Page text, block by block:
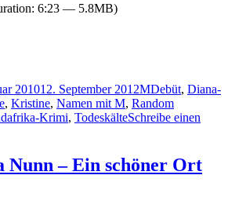
6:23 — 5.8MB)
201012. September 2012MDebüt, Diana-
, Kristine, Namen mit M, Random
Krimi, TodeskälteSchreibe einen
– Ein schöner Ort